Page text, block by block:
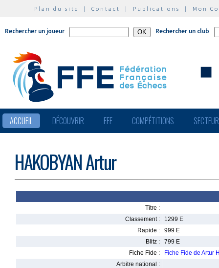
Plan du site | Contact | Publications | Mon
Rechercher un joueur Rechercher un club
ACCUEIL DÉCOUVRIR FFE COMPÉTITIONS
HAKOBYAN Artur
Titre :
Classement :
1299 E
Rapide :
999 E
Blitz :
799 E
Fiche Fide :
Fiche Fide de Artur
Arbitre national :